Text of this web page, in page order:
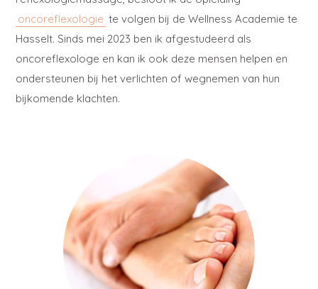
oncoreflexologie te volgen bij de Wellness Academie te
Hasselt. Sinds mei 2023 ben ik afgestudeerd als
oncoreflexologe en kan ik ook deze mensen helpen en
ondersteunen bij het verlichten of wegnemen van hun
bijkomende klachten.